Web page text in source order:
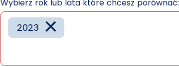
Wybierz rok lub lata które chcesz porównać:
×
2023